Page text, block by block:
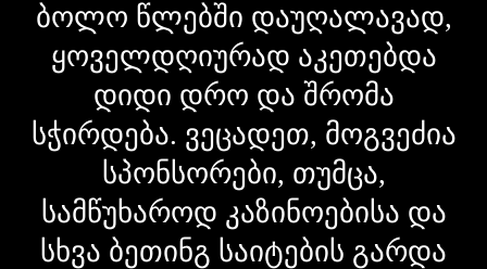
ბოლო წლებში დაუღალავად,
ყოველდღიურად აკეთებდა
დიდი დრო და შრომა
სჭირდება. ვეცადეთ, მოგვეძია
სპონსორები, თუმცა,
სამწუხაროდ კაზინოებისა და
სხვა ბეთინგ საიტების გარდა